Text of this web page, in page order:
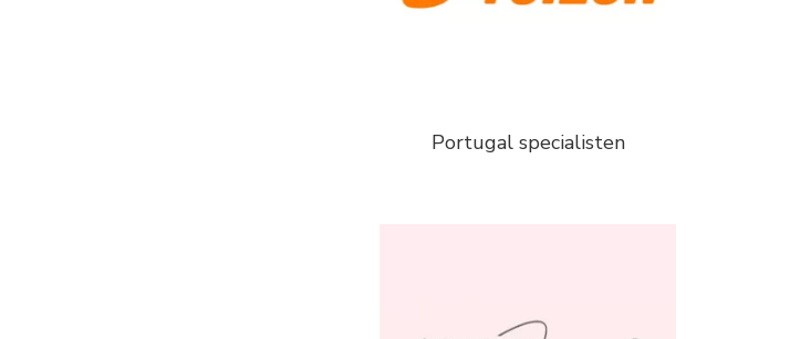
Portugal specialisten